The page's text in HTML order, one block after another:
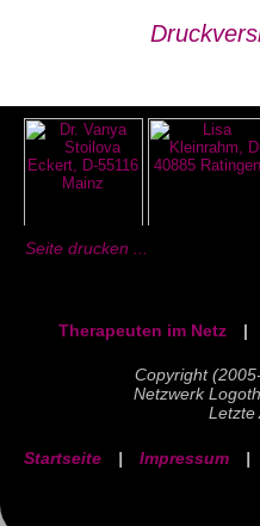
Seite drucken ...
Therapeuten im Netz |
Copyright
Netzwerk
Letzte
Startseite | Impressum |